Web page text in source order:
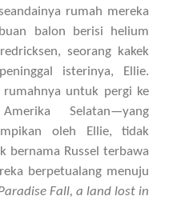
rumah mereka
balon berisi helium
seorang kakek
isterinya, Ellie.
rumahnya untuk pergi ke
Selatan—yang
oleh Ellie, tidak
bernama Russel terbawa
berpetualang menuju
Fall, a land lost in